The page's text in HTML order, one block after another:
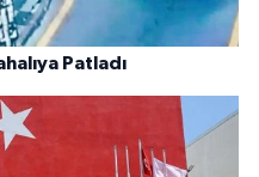
Patladı